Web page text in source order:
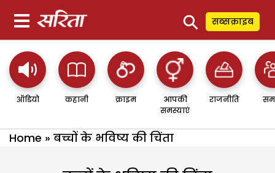
⚲ सब्सक्राइब
ऑडियो कहानी क्राइम
आपकी
समस्याएं
राजनीति
Home » बच्चों के भविष्य की चिंता